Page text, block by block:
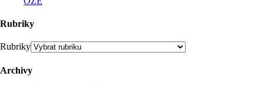
Rubriky
Rubriky
Archivy